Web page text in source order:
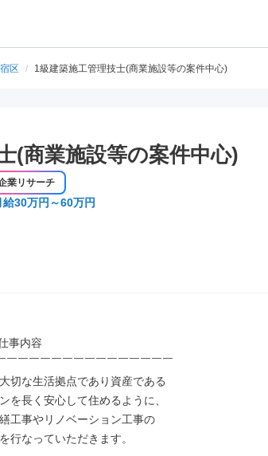
区 / 1級建築施工管理技士(商業施設等の案件中心)
(商業施設等の案件中心)
業リサーチ
給30万円～60万円
事内容
￣￣￣￣￣￣￣￣￣￣￣￣￣￣￣
切な生活拠点であり資産である
を長く安心して住めるように、
工事やリノベーション工事の
行なっていただきます。